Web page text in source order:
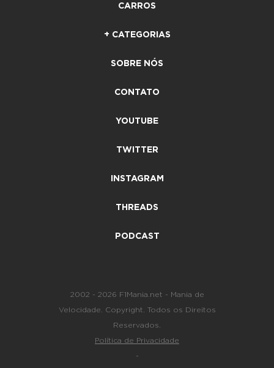
CARROS
+ CATEGORIAS
SOBRE NÓS
CONTATO
YOUTUBE
TWITTER
INSTAGRAM
THREADS
PODCAST
2002 - 2026 F1Mania.net - Mania de
Velocidade. Copyright. Todos os Direitos
Reservados.
Política de Privacidade
-